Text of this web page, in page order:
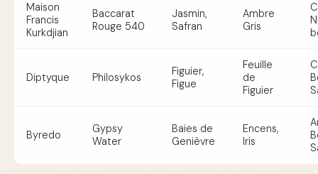
Maison
Francis
Kurkdjian
Baccarat
Rouge 540
Jasmin,
Safran
Ambre
Gris
Diptyque Philosykos
Figuier,
Figue
Feuille
de
Figuier
Byredo
Gypsy
Water
Baies de
Genièvre
Encens,
Iris